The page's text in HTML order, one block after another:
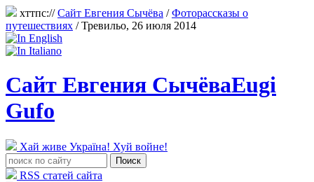
хттпс://Сайт Евгения Сычёва /Фоторассказы о
путешествиях /Тревильо, 26 июля 2014
Сайт Евгения СычёваEugi
Gufo
Хай живе Україна! Хуй войне!
RSS статей сайта